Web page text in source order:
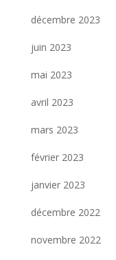
décembre 2023
juin 2023
mai 2023
avril 2023
mars 2023
février 2023
janvier 2023
décembre 2022
novembre 2022